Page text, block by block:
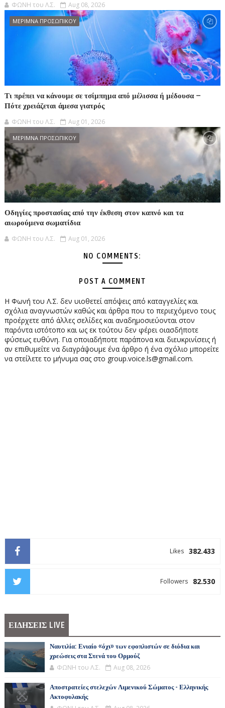
ΦΩΝΗ του Λ.Σ. Aug 08, 2026
ΜΕΡΙΜΝΑ ΠΡΟΣΩΠΙΚΟΥ
Τι πρέπει να κάνουμε σε τσίμπημα από μέλισσα ή μέδουσα –
Πότε χρειάζεται άμεσα γιατρός
ΦΩΝΗ του Λ.Σ. Aug 01, 2026
ΜΕΡΙΜΝΑ ΠΡΟΣΩΠΙΚΟΥ
Οδηγίες προστασίας από την έκθεση στον καπνό και τα
αιωρούμενα σωματίδια
ΦΩΝΗ του Λ.Σ. Aug 01, 2026
NO COMMENTS:
POST A COMMENT
Η Φωνή του Λ.Σ. δεν υιοθετεί απόψεις από καταγγελίες και
σχόλια αναγνωστών καθώς και άρθρα που το περιεχόμενο τους
προέρχετε από άλλες σελίδες και αναδημοσιεύονται στον
παρόντα ιστότοπο και ως εκ τούτου δεν φέρει οιασδήποτε
φύσεως ευθύνη. Για οποιαδήποτε παράπονα και διευκρινίσεις ή
αν επιθυμείτε να διαγράψουμε ένα άρθρο ή ένα σχόλιο μπορείτε
να στείλετε το μήνυμα σας στο group.voice.ls@gmail.com.
382.433
Likes
82.530
Followers
ΕΙΔΗΣΕΙΣ LIVE
Ναυτιλία: Ενιαίο «όχι» των εφοπλιστών σε διόδια και
χρεώσεις στα Στενά του Ορμούζ
ΦΩΝΗ του Λ.Σ. Aug 08, 2026
Αποστρατείες στελεχών Λιμενικού Σώματος - Ελληνικής
Ακτοφυλακής